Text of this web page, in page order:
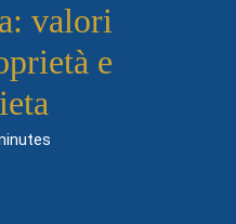
valori
e